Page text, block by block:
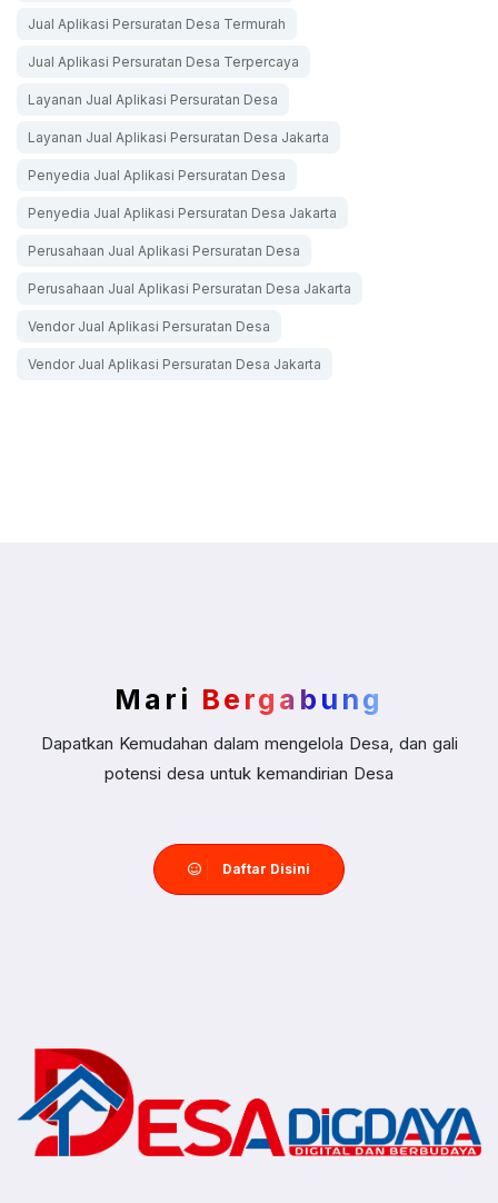
Jual Aplikasi Persuratan Desa Termurah
Jual Aplikasi Persuratan Desa Terpercaya
Layanan Jual Aplikasi Persuratan Desa
Layanan Jual Aplikasi Persuratan Desa Jakarta
Penyedia Jual Aplikasi Persuratan Desa
Penyedia Jual Aplikasi Persuratan Desa Jakarta
Perusahaan Jual Aplikasi Persuratan Desa
Perusahaan Jual Aplikasi Persuratan Desa Jakarta
Vendor Jual Aplikasi Persuratan Desa
Vendor Jual Aplikasi Persuratan Desa Jakarta
Mari Bergabung
Dapatkan Kemudahan dalam mengelola Desa, dan gali
potensi desa untuk kemandirian Desa
Daftar Disini